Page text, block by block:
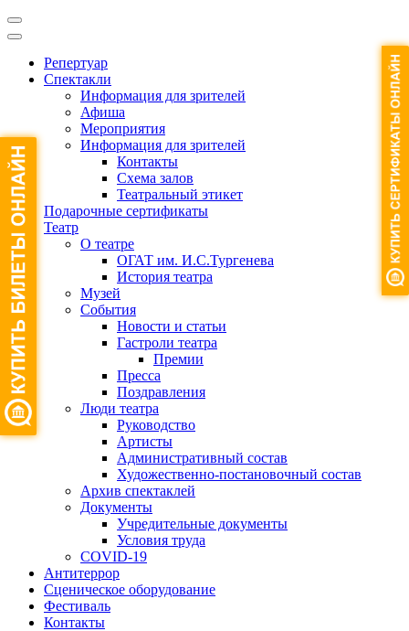
Репертуар
Спектакли
Информация для зрителей
Афиша
Мероприятия
Информация для зрителей
Контакты
Схема залов
Театральный этикет
Подарочные сертификаты
Театр
О театре
ОГАТ им. И.С.Тургенева
История театра
Музей
События
Новости и статьи
Гастроли театра
Премии
Пресса
Поздравления
Люди театра
Руководство
Артисты
Административный состав
Художественно-постановочный состав
Архив спектаклей
Документы
Учредительные документы
Условия труда
COVID-19
Антитеррор
Сценическое оборудование
Фестиваль
Контакты